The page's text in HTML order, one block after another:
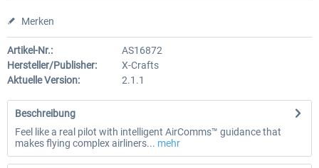
Merken
Artikel-Nr.:
AS16872
Hersteller/Publisher:
X-Crafts
Aktuelle Version:
2.1.1
Beschreibung
Feel like a real pilot with intelligent AirComms™ guidance that
makes flying complex airliners... mehr